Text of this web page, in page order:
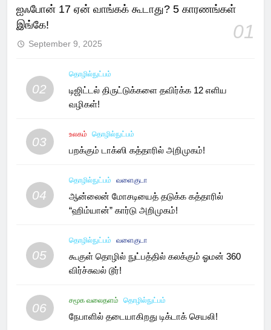
ஐஃபோன் 17 ஏன் வாங்கக் கூடாது? 5 காரணங்கள்
இங்கே!
01
September 9, 2025
02
தொழில்நுட்பம்
டிஜிட்டல் திருட்டுக்களை தவிர்க்க 12 எளிய
வழிகள்!
03
உலகம் தொழில்நுட்பம்
பறக்கும் டாக்ஸி கத்தாரில் அறிமுகம்!
04
தொழில்நுட்பம் வளைகுடா
ஆன்லைன் மோசடியைத் தடுக்க கத்தாரில்
“ஹிம்யான்” கார்டு அறிமுகம்!
05
தொழில்நுட்பம் வளைகுடா
கூகுள் தொழில் நுட்பத்தில் கலக்கும் ஓமன் 360
விர்ச்சுவல் டூர்!
06
சமூக வலைதளம் தொழில்நுட்பம்
நேபாளில் தடையாகிறது டிக்டாக் செயலி!